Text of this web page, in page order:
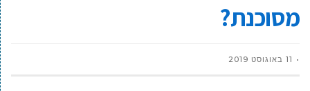
מסוכנת?
11 באוגוסט 2019